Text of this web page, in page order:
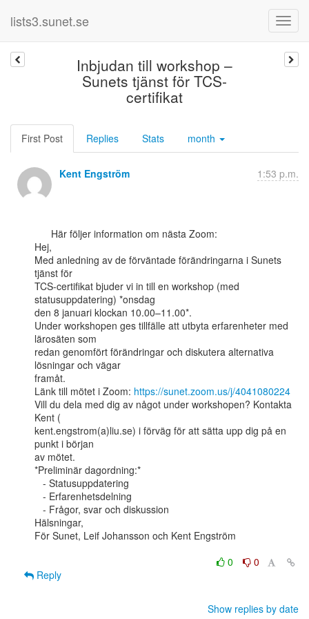
lists3.sunet.se
Inbjudan till workshop –
Sunets tjänst för TCS-
certifikat
First Post Replies Stats month
Kent Engström 1:53 p.m.
Hej,
Med anledning av de förväntade förändringarna i Sunets
tjänst för
TCS-certifikat bjuder vi in till en workshop (med
statusuppdatering) *onsdag
den 8 januari klockan 10.00–11.00*.
Under workshopen ges tillfälle att utbyta erfarenheter med
lärosäten som
redan genomfört förändringar och diskutera alternativa
lösningar och vägar
framåt.
Länk till mötet i Zoom: https://sunet.zoom.us/j/4041080224
Vill du dela med dig av något under workshopen? Kontakta
Kent (
kent.engstrom(a)liu.se) i förväg för att sätta upp dig på en
punkt i början
av mötet.
*Preliminär dagordning:*
Hälsningar,
För Sunet, Leif Johansson och Kent Engström
0
0
Reply
Show replies by date